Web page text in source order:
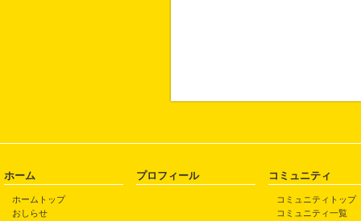
ホーム
ホームトップ
おしらせ
プロフィール コミュニティ
コミュニティトップ
コミュニティ一覧